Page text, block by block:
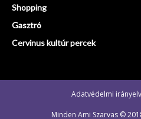
Shopping
Gasztró
Cervinus kultúr percek
Adatvédelmi
Minden Ami Szarvas ©